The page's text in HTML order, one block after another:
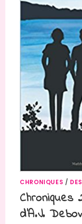
CHRONIQUES /
Chroniques
d’A.J.